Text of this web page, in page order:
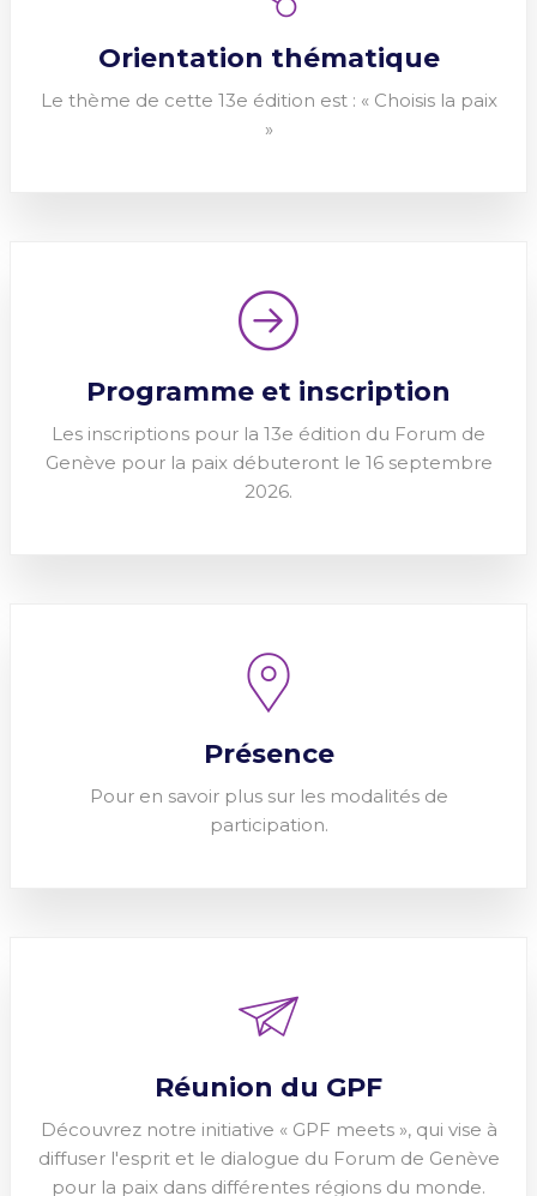
Orientation thématique
Le thème de cette 13e édition est : « Choisis la paix
»
Programme et inscription
Les inscriptions pour la 13e édition du Forum de
Genève pour la paix débuteront le 16 septembre
2026.
Présence
Pour en savoir plus sur les modalités de
participation.
Réunion du GPF
Découvrez notre initiative « GPF meets », qui vise à
diffuser l'esprit et le dialogue du Forum de Genève
pour la paix dans différentes régions du monde.